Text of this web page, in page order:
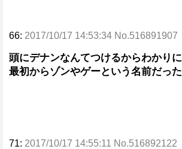
66: 2017/10/17 14:53:34 No.516891907
頭にデナンなんてつけるからわかり
最初からゾンやゲーという名前だっ
71: 2017/10/17 14:55:11 No.516892122